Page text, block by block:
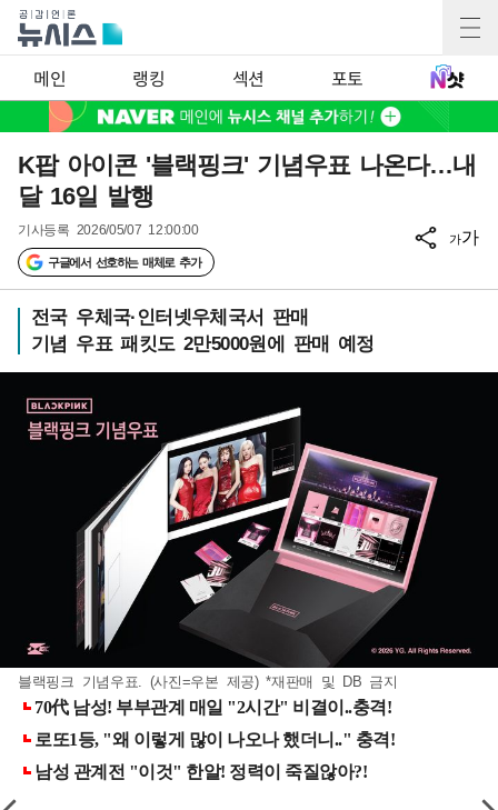
메인 랭킹 섹션 포토
K팝 아이콘 '블랙핑크' 기념우표 나온다…내
달 16일 발행
기사등록 2026/05/07 12:00:00
구글에서 선호하는 매체로 추가
가가
전국 우체국·인터넷우체국서 판매
기념 우표 패킷도 2만5000원에 판매 예정
블랙핑크 기념우표. (사진=우본 제공) *재판매 및 DB 금지